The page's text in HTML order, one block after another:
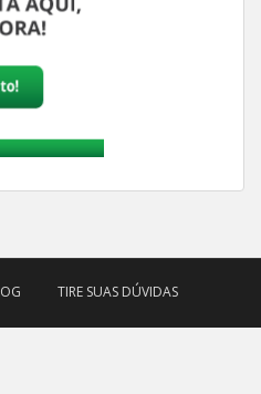
TIRE SUAS DÚVIDAS